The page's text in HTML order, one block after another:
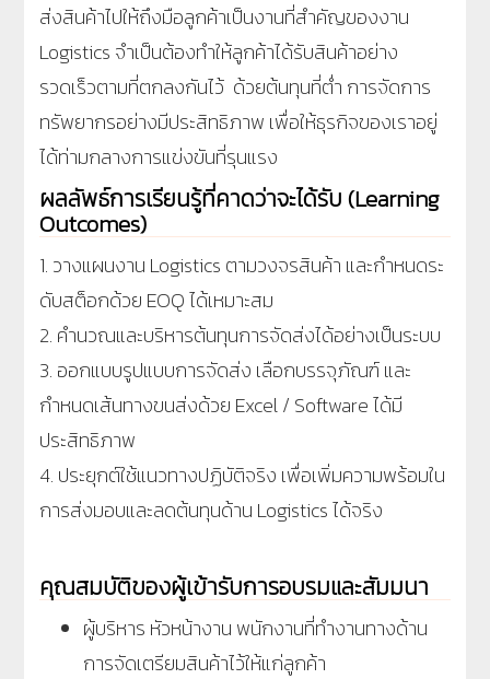
ส่งสินค้าไปให้ถึงมือลูกค้าเป็นงานที่สำคัญของงาน
Logistics จำเป็นต้องทำให้ลูกค้าได้รับสินค้าอย่าง
รวดเร็วตามที่ตกลงกันไว้ ด้วยต้นทุนที่ต่ำ การจัดการ
ทรัพยากรอย่างมีประสิทธิภาพ เพื่อให้ธุรกิจของเราอยู่
ได้ท่ามกลางการแข่งขันที่รุนแรง
ผลลัพธ์การเรียนรู้ที่คาดว่าจะได้รับ (Learning
Outcomes)
1. วางแผนงาน Logistics ตามวงจรสินค้า และกำหนดระ
ดับสต็อกด้วย EOQ ได้เหมาะสม
2. คำนวณและบริหารต้นทุนการจัดส่งได้อย่างเป็นระบบ
3. ออกแบบรูปแบบการจัดส่ง เลือกบรรจุภัณฑ์ และ
กำหนดเส้นทางขนส่งด้วย Excel / Software ได้มี
ประสิทธิภาพ
4. ประยุกต์ใช้แนวทางปฏิบัติจริง เพื่อเพิ่มความพร้อมใน
การส่งมอบและลดต้นทุนด้าน Logistics ได้จริง
คุณสมบัติของผู้เข้ารับการอบรมและสัมมนา
ผู้บริหาร หัวหน้างาน พนักงานที่ทำงานทางด้าน
การจัดเตรียมสินค้าไว้ให้แก่ลูกค้า